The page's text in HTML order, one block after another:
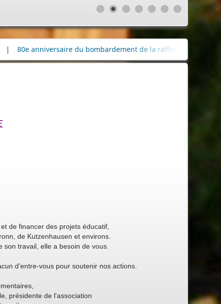
du bombardement de la raffinerie de pétrole
de financer des projets éducatif,
de Kutzenhausen et environs.
travail, elle a besoin de vous.
d'entre-vous pour soutenir nos actions.
présidente de l'association